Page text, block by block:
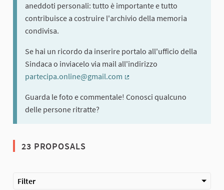
aneddoti personali: tutto è importante e tutto
contribuisce a costruire l'archivio della memoria
condivisa.
Se hai un ricordo da inserire portalo all'ufficio della
Sindaca o inviacelo via mail all'indirizzo
partecipa.online@gmail.com
Guarda le foto e commentale! Conosci qualcuno
delle persone ritratte?
23 PROPOSALS
Filter